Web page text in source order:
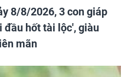
8/8/2026, 3 con giáp
đầu hốt tài lộc', giàu
mãn